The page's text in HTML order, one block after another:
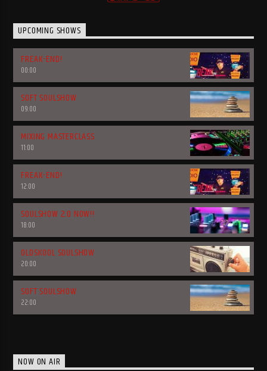
UPCOMING SHOWS
FREAK-END!
00:00
SOFT SOULSHOW
09:00
MIXING MASTERCLASS
11:00
FREAK-END!
12:00
SOULSHOW 2.0 NOW!!
18:00
OLDSKOOL SOULSHOW
20:00
SOFT SOULSHOW
22:00
NOW ON AIR